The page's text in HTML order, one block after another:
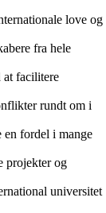
love og
fra hele
facilitere
rundt om i
fordel i mange
projekter og
universitet